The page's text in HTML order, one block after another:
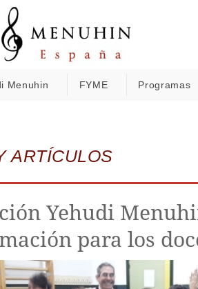
Menuhin FYME Programas
ARTÍCULOS
Yehudi
para los